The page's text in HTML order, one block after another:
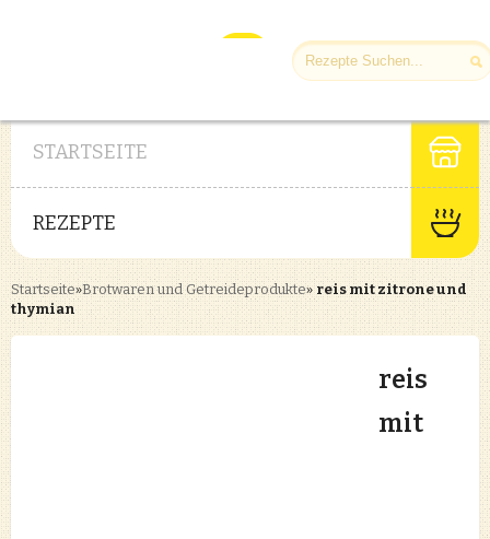
STARTSEITE
REZEPTE
Startseite»Brotwaren und Getreideprodukte»reis mit zitrone und
thymian
reis
mit